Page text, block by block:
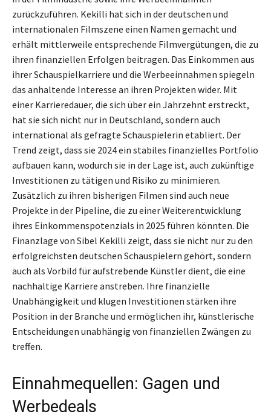
zurückzuführen. Kekilli hat sich in der deutschen und
internationalen Filmszene einen Namen gemacht und
erhält mittlerweile entsprechende Filmvergütungen, die zu
ihren finanziellen Erfolgen beitragen. Das Einkommen aus
ihrer Schauspielkarriere und die Werbeeinnahmen spiegeln
das anhaltende Interesse an ihren Projekten wider. Mit
einer Karrieredauer, die sich über ein Jahrzehnt erstreckt,
hat sie sich nicht nur in Deutschland, sondern auch
international als gefragte Schauspielerin etabliert. Der
Trend zeigt, dass sie 2024 ein stabiles finanzielles Portfolio
aufbauen kann, wodurch sie in der Lage ist, auch zukünftige
Investitionen zu tätigen und Risiko zu minimieren.
Zusätzlich zu ihren bisherigen Filmen sind auch neue
Projekte in der Pipeline, die zu einer Weiterentwicklung
ihres Einkommenspotenzials in 2025 führen könnten. Die
Finanzlage von Sibel Kekilli zeigt, dass sie nicht nur zu den
erfolgreichsten deutschen Schauspielern gehört, sondern
auch als Vorbild für aufstrebende Künstler dient, die eine
nachhaltige Karriere anstreben. Ihre finanzielle
Unabhängigkeit und klugen Investitionen stärken ihre
Position in der Branche und ermöglichen ihr, künstlerische
Entscheidungen unabhängig von finanziellen Zwängen zu
treffen.
Einnahmequellen: Gagen und
Werbedeals